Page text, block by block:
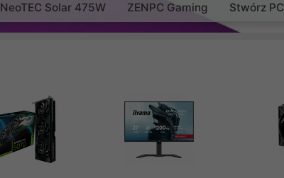
NeoTEC Solar 475W ZENPC Gaming Stwórz PC